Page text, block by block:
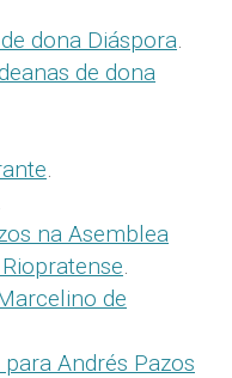
dona Diáspora.
de dona
.
na Asemblea
.
de
Andrés Pazos